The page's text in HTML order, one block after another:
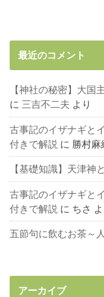
最近のコメント
【神社の秘密】大国
に 三吉不二夫 より
古事記のイザナギと
付きで解説 に 勝村麻
【基礎知識】天津神
古事記のイザナギと
付きで解説 に ちさ
五節句に飲むお茶～
アーカイブ